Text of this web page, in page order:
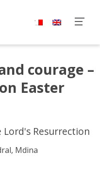
courage –
Easter
Resurrection
Mdina